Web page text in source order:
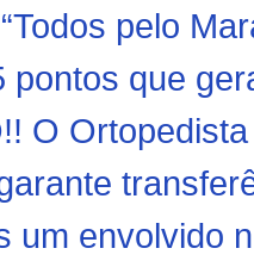
pelo
pontos que
O
um envolvido